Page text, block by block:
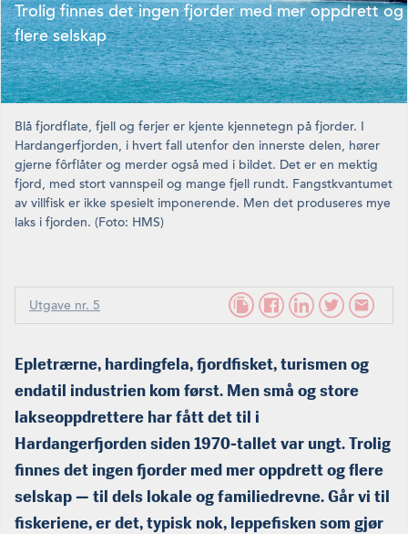
Trolig finnes det ingen fjorder med mer oppdrett og
flere selskap
Blå fjordflate, fjell og ferjer er kjente kjennetegn på fjorder. I
Hardangerfjorden, i hvert fall utenfor den innerste delen, hører
gjerne fôrflåter og merder også med i bildet. Det er en mektig
fjord, med stort vannspeil og mange fjell rundt. Fang­stkvantumet
av villfisk er ikke spesielt imponerende. Men det produseres mye
laks i fjorden. (Foto: HMS)
Utgave nr. 5
Epletrærne, hardingfela, fjordfisket, turismen og
endatil indus­trien kom først. Men små og store
lakseoppdrettere har fått det til i
Hardangerfjorden siden 1970-tallet var ungt. Trolig
finnes det ingen fjorder med mer oppdrett og flere
selskap — til dels lokale og familiedrevne. Går vi til
fiskeriene, er det, typisk nok, leppefisken som gjør